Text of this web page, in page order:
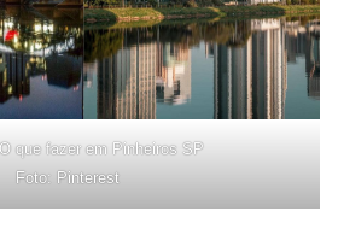
que fazer em Pinheiros SP
Foto: Pinterest